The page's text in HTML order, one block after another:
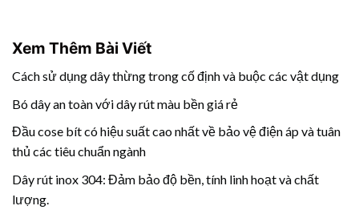
Xem Thêm Bài Viết
Cách sử dụng dây thừng trong cố định và buộc các vật dụng
Bó dây an toàn với dây rút màu bền giá rẻ
Đầu cose bít có hiệu suất cao nhất về bảo vệ điện áp và tuân
thủ các tiêu chuẩn ngành
Dây rút inox 304: Đảm bảo độ bền, tính linh hoạt và chất
lượng.